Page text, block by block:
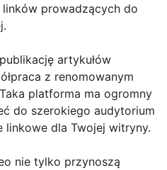
prowadzących do
artykułów
z renomowanym
platforma ma ogromny
do szerokiego audytorium
linkowe dla Twojej witryny.
nie tylko przynoszą